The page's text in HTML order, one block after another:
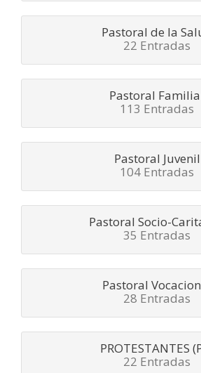
Pastoral de la
22 Entradas
Pastoral
113 Entradas
Pastoral Juvenil
104 Entradas
Pastoral Socio-
35 Entradas
Pastoral
28 Entradas
PROTESTANTES
22 Entradas